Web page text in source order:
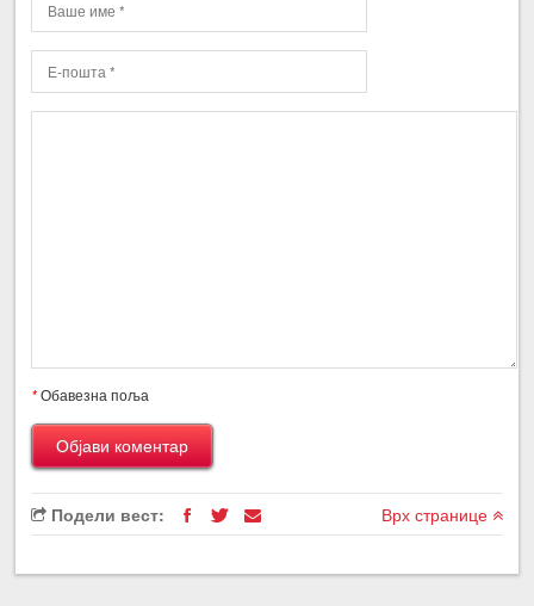
*Обавезна поља
Подели вест: Врх странице